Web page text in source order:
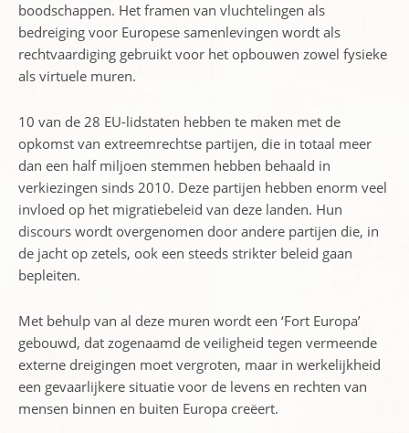
boodschappen. Het framen van vluchtelingen als
bedreiging voor Europese samenlevingen wordt als
rechtvaardiging gebruikt voor het opbouwen zowel fysieke
als virtuele muren.
10 van de 28 EU-lidstaten hebben te maken met de
opkomst van extreemrechtse partijen, die in totaal meer
dan een half miljoen stemmen hebben behaald in
verkiezingen sinds 2010. Deze partijen hebben enorm veel
invloed op het migratiebeleid van deze landen. Hun
discours wordt overgenomen door andere partijen die, in
de jacht op zetels, ook een steeds strikter beleid gaan
bepleiten.
Met behulp van al deze muren wordt een ‘Fort Europa’
gebouwd, dat zogenaamd de veiligheid tegen vermeende
externe dreigingen moet vergroten, maar in werkelijkheid
een gevaarlijkere situatie voor de levens en rechten van
mensen binnen en buiten Europa creëert.